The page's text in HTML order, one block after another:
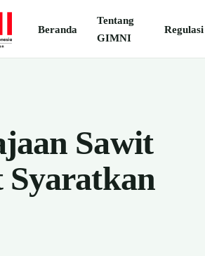
Beranda
Tentang
GIMNI
Regulasi
Sawit
Syaratkan